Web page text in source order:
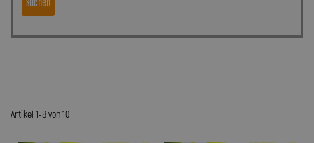
Artikel 1-8 von 10